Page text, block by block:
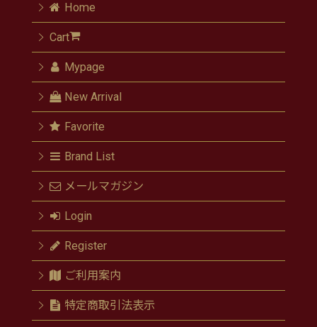
Home
Cart
Mypage
New Arrival
Favorite
Brand List
メールマガジン
Login
Register
ご利用案内
特定商取引法表示